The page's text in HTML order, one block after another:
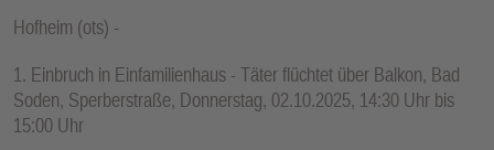
Hofheim (ots) -
1. Einbruch in Einfamilienhaus - Täter flüchtet über Balkon, Bad
Soden, Sperberstraße, Donnerstag, 02.10.2025, 14:30 Uhr bis
15:00 Uhr
K
TI
O